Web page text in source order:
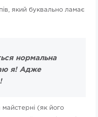
який буквально ламає
нормальна
я! Адже
(як його